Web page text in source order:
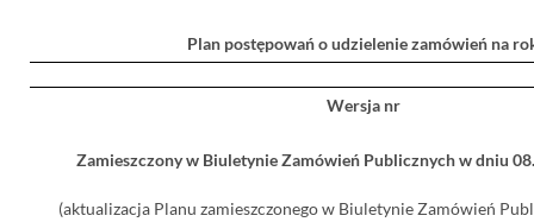
Plan postępowań o udzielenie zamówień na
Wersja nr
Zamieszczony w Biuletynie Zamówień Publicznych w dniu
(aktualizacja Planu zamieszczonego w Biuletynie Zamówień